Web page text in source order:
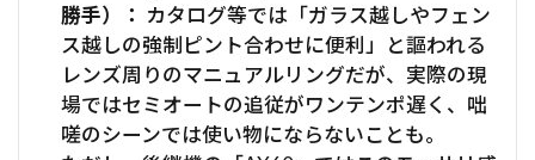
勝手）： カタログ等では「ガラス越しやフェン
ス越しの強制ピント合わせに便利」と謳われる
レンズ周りのマニュアルリングだが、実際の現
場ではセミオートの追従がワンテンポ遅く、咄
嗟のシーンでは使い物にならないことも。